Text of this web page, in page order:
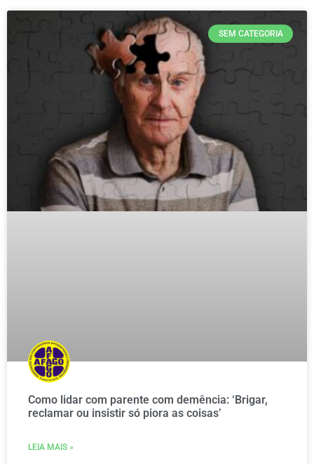
SEM CATEGORIA
Como lidar com parente com demência: ‘Brigar,
reclamar ou insistir só piora as coisas’
LEIA MAIS »